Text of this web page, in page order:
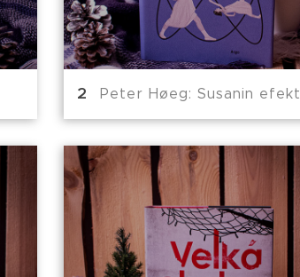
Peter Høeg: Susanin efekt